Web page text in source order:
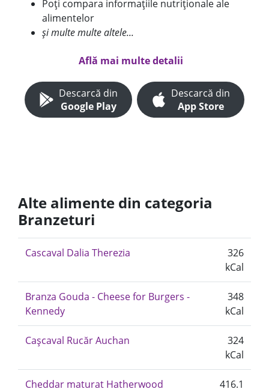
Poți compara informațiile nutriționale ale
alimentelor
și multe multe altele...
Află mai multe detalii
Descarcă din
Google Play
Descarcă din
App Store
Alte alimente din categoria
Branzeturi
Cascaval Dalia Therezia
326
kCal
Branza Gouda - Cheese for Burgers -
Kennedy
348
kCal
Cașcaval Rucăr Auchan
324
kCal
Cheddar maturat Hatherwood
416.1